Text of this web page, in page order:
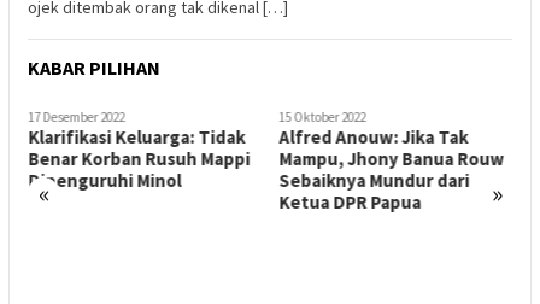
ojek ditembak orang tak dikenal […]
KABAR PILIHAN
« »
17 Desember 2022
Klarifikasi Keluarga: Tidak
Benar Korban Rusuh Mappi
Dipenguruhi Minol
15 Oktober 2022
Alfred Anouw: Jika Tak
Mampu, Jhony Banua Rouw
Sebaiknya Mundur dari
Ketua DPR Papua